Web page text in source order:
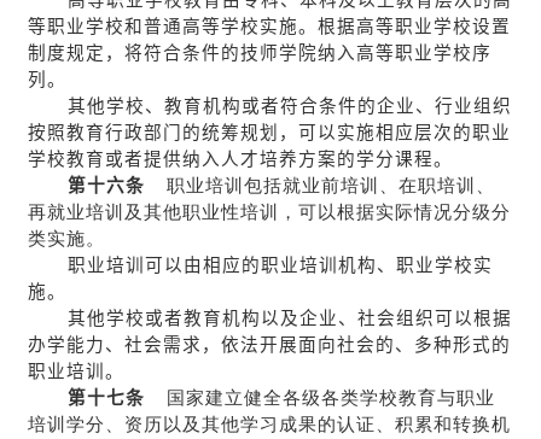
等职业学校和普通高等学校实施。根据高等职业学校设置
制度规定，将符合条件的技师学院纳入高等职业学校序
列。
其他学校、教育机构或者符合条件的企业、行业组织
按照教育行政部门的统筹规划，可以实施相应层次的职业
学校教育或者提供纳入人才培养方案的学分课程。
第十六条 职业培训包括就业前培训、在职培训、
再就业培训及其他职业性培训，可以根据实际情况分级分
类实施。
职业培训可以由相应的职业培训机构、职业学校实
施。
其他学校或者教育机构以及企业、社会组织可以根据
办学能力、社会需求，依法开展面向社会的、多种形式的
职业培训。
第十七条
国家建立健全各级各类学校教育与职业
培训学分、资历以及其他学习成果的认证、积累和转换机